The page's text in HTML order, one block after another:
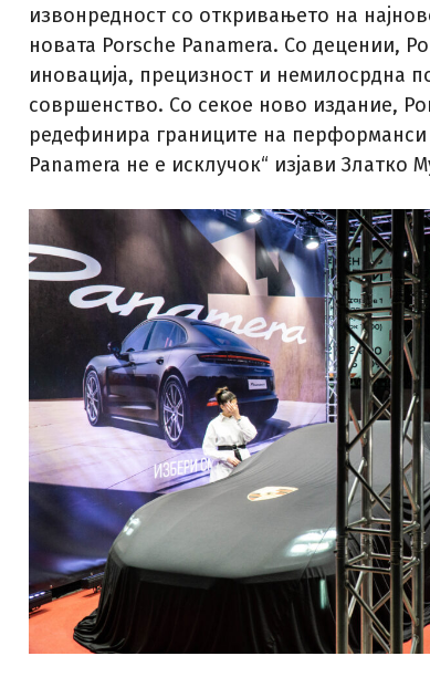
извонредност со откривањето на
новата Porsche Panamera. Со децении,
иновација, прецизност и немилосрдна
совршенство. Со секое ново издание,
редефинира границите на перформанси
Panamera не е исклучок“ изјави Златко